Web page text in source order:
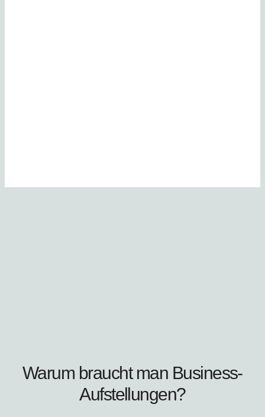
Warum braucht man Business-
Aufstellungen?